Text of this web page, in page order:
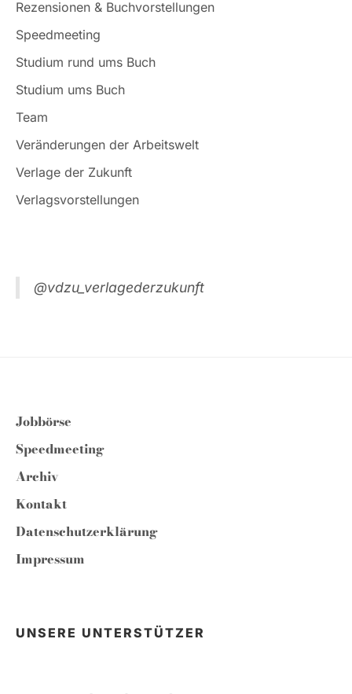
Rezensionen & Buchvorstellungen
Speedmeeting
Studium rund ums Buch
Studium ums Buch
Team
Veränderungen der Arbeitswelt
Verlage der Zukunft
Verlagsvorstellungen
@vdzu_verlagederzukunft
Jobbörse
Speedmeeting
Archiv
Kontakt
Datenschutzerklärung
Impressum
UNSERE UNTERSTÜTZER